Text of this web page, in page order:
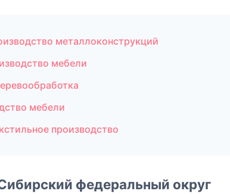
металлоконструкций
мебели
мебели
производство
федеральный округ